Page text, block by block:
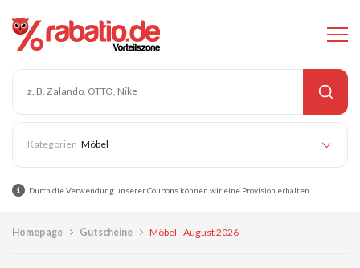
Möbel
Durch die Verwendung unserer Coupons können wir eine Provision erhalten.
Homepage Gutscheine Möbel - August 2026